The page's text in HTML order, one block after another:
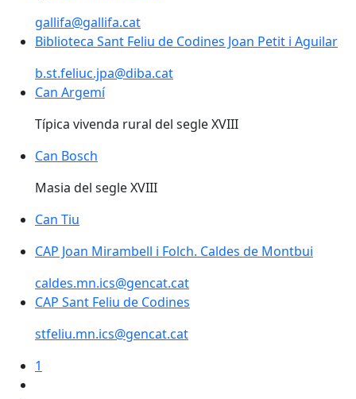
gallifa@gallifa.cat
Biblioteca Sant Feliu de Codines Joan Petit i Aguilar
b.st.feliuc.jpa@diba.cat
Can Argemí
Can Argemí
Típica vivenda rural del segle XVIII
Can Bosch
Can Bosch
Masia del segle XVIII
Can Tiu
CAP Joan Mirambell i Folch. Caldes de Montbui
caldes.mn.ics@gencat.cat
CAP Sant Feliu de Codines
stfeliu.mn.ics@gencat.cat
1